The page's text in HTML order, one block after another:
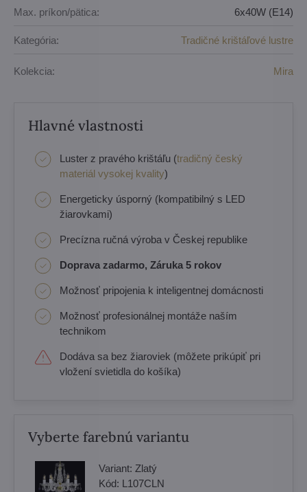
Max. príkon/pätica: 6x40W (E14)
Kategória: Tradičné krištáľové lustre
Kolekcia: Mira
Hlavné vlastnosti
Luster z pravého krištáľu (tradičný český
materiál vysokej kvality)
Energeticky úsporný (kompatibilný s LED
žiarovkami)
Precízna ručná výroba v Českej republike
Doprava zadarmo, Záruka 5 rokov
Možnosť pripojenia k inteligentnej domácnosti
Možnosť profesionálnej montáže naším
technikom
Dodáva sa bez žiaroviek (môžete prikúpiť pri
vložení svietidla do košíka)
Vyberte farebnú variantu
Variant: Zlatý
Kód: L107CLN